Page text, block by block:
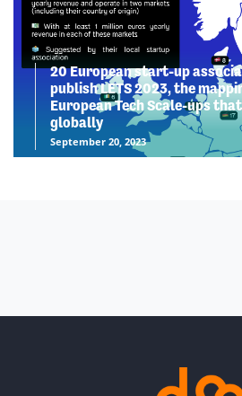
20 European start-up
publish LETS 2023, the
European Tech Scale-ups
globally
September 20, 2023